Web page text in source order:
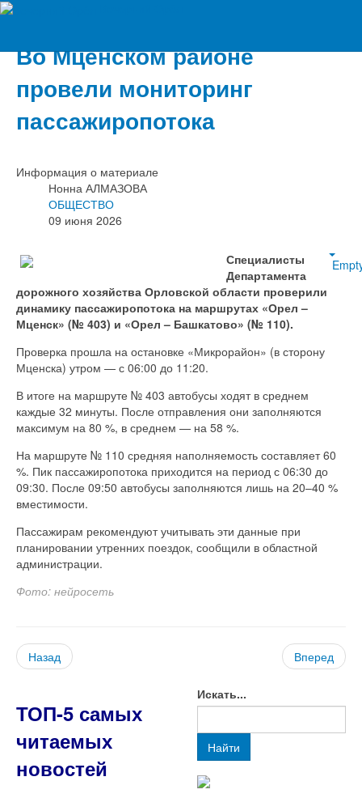
Во Мценском районе
провели мониторинг
пассажиропотока
Информация о материале
Нонна АЛМАЗОВА
ОБЩЕСТВО
09 июня 2026
Специалисты
Департамента
дорожного хозяйства Орловской области проверили
динамику пассажиропотока на маршрутах «Орел –
Мценск» (№ 403) и «Орел – Башкатово» (№ 110).
Проверка прошла на остановке «Микрорайон» (в сторону
Мценска) утром — с 06:00 до 11:20.
В итоге на маршруте № 403 автобусы ходят в среднем
каждые 32 минуты. После отправления они заполняются
максимум на 80 %, в среднем — на 58 %.
На маршруте № 110 средняя наполняемость составляет 60
%. Пик пассажиропотока приходится на период с 06:30 до
09:30. После 09:50 автобусы заполняются лишь на 20–40 %
вместимости.
Пассажирам рекомендуют учитывать эти данные при
планировании утренних поездок, сообщили в областной
администрации.
Фото: нейросеть
Назад Вперед
ТОП-5 самых
читаемых
новостей
Искать...
Найти